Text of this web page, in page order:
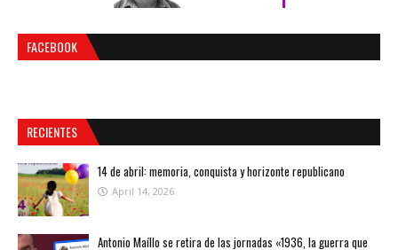
FACEBOOK
RECIENTES
14 de abril: memoria, conquista y horizonte republicano
April 14, 2026
Antonio Maíllo se retira de las jornadas «1936, la guerra que